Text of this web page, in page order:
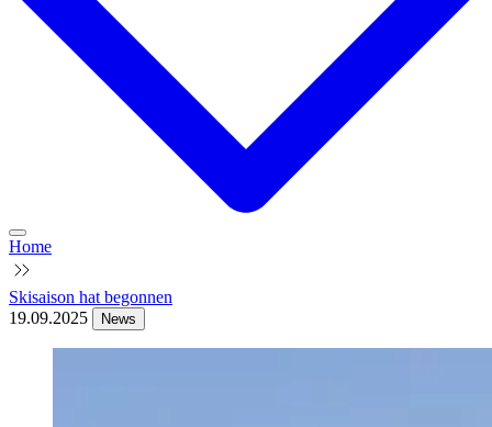
Home
Skisaison hat begonnen
19.09.2025
News